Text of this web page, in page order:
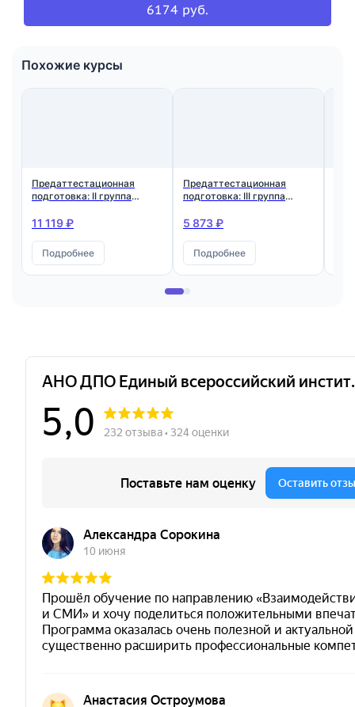
6174 руб.
Похожие курсы
Предаттестационная
подготовка: II группа
электробезопасности
11 119 ₽
Подробнее
Предаттестационная
подготовка: III группа
электробезопасности
5 873 ₽
Подробнее